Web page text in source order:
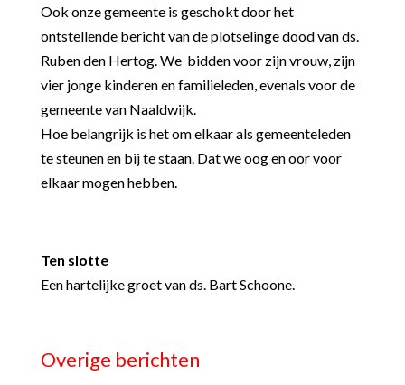
Ook onze gemeente is geschokt door het
ontstellende bericht van de plotselinge dood van ds.
Ruben den Hertog. We bidden voor zijn vrouw, zijn
vier jonge kinderen en familieleden, evenals voor de
gemeente van Naaldwijk.
Hoe belangrijk is het om elkaar als gemeenteleden
te steunen en bij te staan. Dat we oog en oor voor
elkaar mogen hebben.
Ten slotte
Een hartelijke groet van ds. Bart Schoone.
Overige berichten